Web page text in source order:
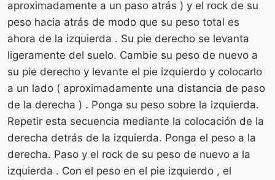
aproximadamente a un paso atrás ) y el rock de su
peso hacia atrás de modo que su peso total es
ahora de la izquierda . Su pie derecho se levanta
ligeramente del suelo. Cambie su peso de nuevo a
su pie derecho y levante el pie izquierdo y colocarlo
a un lado ( aproximadamente una distancia de paso
de la derecha ) . Ponga su peso sobre la izquierda.
Repetir esta secuencia mediante la colocación de la
derecha detrás de la izquierda. Ponga el peso a la
derecha. Paso y el rock de su peso de nuevo a la
izquierda . Con el peso en el pie izquierdo , el